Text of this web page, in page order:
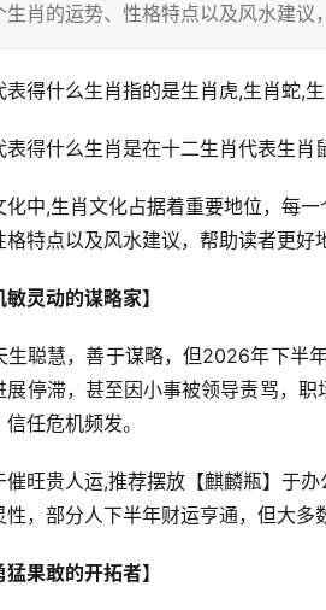
生肖的运势、性格特点以及风水建议
表得什么生肖指的是生肖虎,生肖蛇,
表得什么生肖是在十二生肖代表生肖
化中,生肖文化占据着重要地位，每
格特点以及风水建议，帮助读者更好
敏灵动的谋略家】
生聪慧，善于谋略，但2026年下半
停滞，甚至因小事被领导责骂，职
任危机频发。
催旺贵人运,推荐摆放【麒麟瓶】于
，部分人下半年财运亨通，但大多
猛果敢的开拓者】